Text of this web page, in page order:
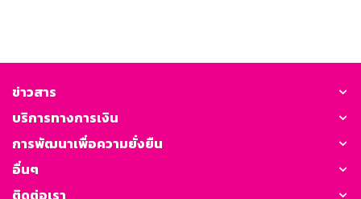
ข่าวสาร
บริการทางการเงิน
การพัฒนาเพื่อความยั่งยืน
อื่นๆ